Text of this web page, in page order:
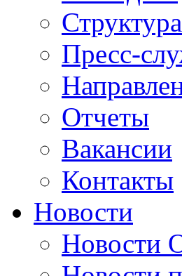
Структура
Пресс-
Отчеты
Вакансии
Контакты
Новости
Новости